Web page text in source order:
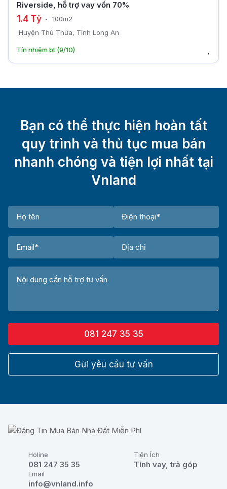
Riverside, hỗ trợ vay vốn 70%
1.4 Tỷ
100m2
Huyện Thủ Thừa, Tỉnh Long An
Tín nhiệm bt (9/10)
Bạn có thể thực hiện hoàn tất
quy trình và thủ tục mua bán
nhanh chóng và tiện lợi nhất tại
Vnland
081 247 35 35
Gửi yêu cầu tư vấn
Holine
081 247 35 35
Tiện Ích
Tính vay, trả góp
Email
info@vnland.info